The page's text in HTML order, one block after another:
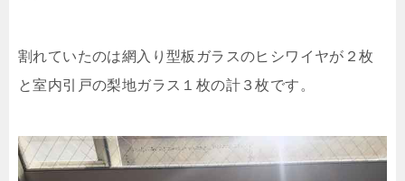
割れていたのは網入り型板ガラスのヒシワイヤが２枚
と室内引戸の梨地ガラス１枚の計３枚です。